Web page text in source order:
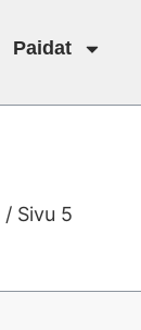
Paidat
/ Sivu 5